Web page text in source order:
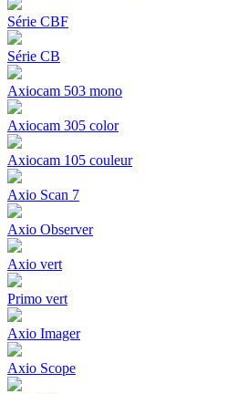
Série CBF
Série CB
Axiocam 503 mono
Axiocam 305 color
Axiocam 105 couleur
Axio Scan 7
Axio Observer
Axio vert
Primo vert
Axio Imager
Axio Scope